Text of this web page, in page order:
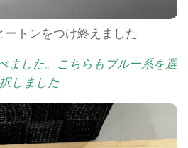
ートンをつけ終えました
ました。こちらもブルー系を選
択しました